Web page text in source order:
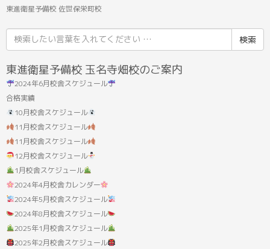
東進衛星予備校 佐世保栄町校
索
結
果:
東進衛星予備校 玉名寺畑校のご案内
2024年6月校舎スケジュール
合格実績
10月校舎スケジュール
11月校舎スケジュール
11月校舎スケジュール
12月校舎スケジュール
1月校舎スケジュール
2024年4月校舎カレンダー
2024年5月校舎スケジュール
2024年8月校舎スケジュール
2025年1月校舎スケジュール
2025年2月校舎スケジュール